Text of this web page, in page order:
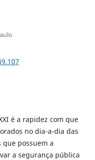
é a rapidez com que
no dia-a-dia das
que possuem a
a segurança pública